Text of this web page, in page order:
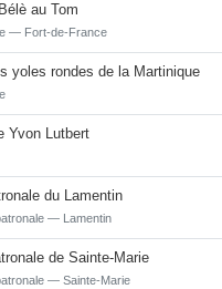
au Tom
— Fort-de-France
yoles rondes de la Martinique
Yvon Lutbert
du Lamentin
— Lamentin
de Sainte-Marie
— Sainte-Marie